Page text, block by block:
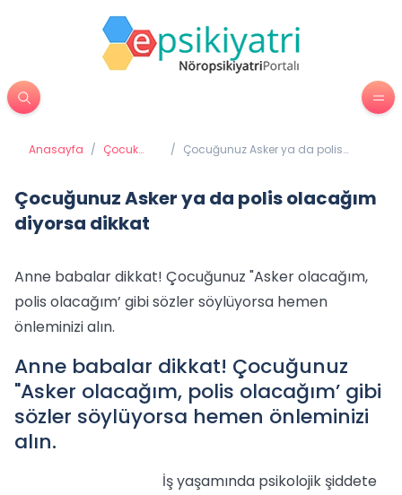
Anasayfa / Çocuk
/ Çocuğunuz Asker ya da polis
Çocuğunuz Asker ya da polis olacağım
diyorsa dikkat
Anne babalar dikkat! Çocuğunuz "Asker olacağım,
polis olacağım’ gibi sözler söylüyorsa hemen
önleminizi alın.
Anne babalar dikkat! Çocuğunuz
"Asker olacağım, polis olacağım’ gibi
sözler söylüyorsa hemen önleminizi
alın.
İş yaşamında psikolojik şiddete